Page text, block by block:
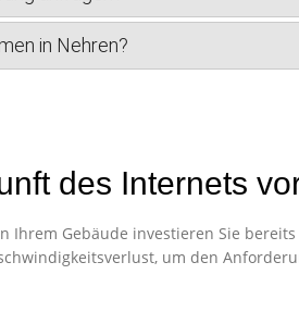
in Nehren?
des Internets
Ihrem Gebäude investieren Sie
um den